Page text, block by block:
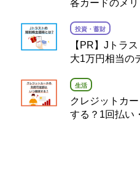
投資・蓄財
【PR】Jトラ
大1万円相当の
生活
クレジットカ
する？1回払い